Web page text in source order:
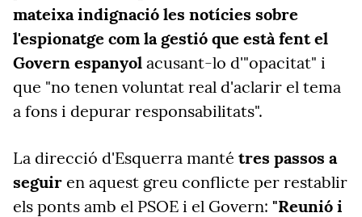
mateixa indignació les notícies sobre
l'espionatge com la gestió que està fent el
Govern espanyol acusant-lo d'"opacitat" i
que "no tenen voluntat real d'aclarir el tema
a fons i depurar responsabilitats".
La direcció d'Esquerra manté tres passos a
seguir en aquest greu conflicte per restablir
els ponts amb el PSOE i el Govern: "Reunió i